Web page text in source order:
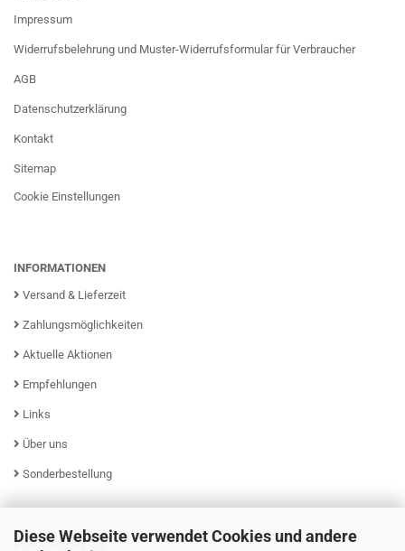
Diese Webseite verwendet Cookies und andere
Impressum
Widerrufsbelehrung und Muster-Widerrufsformular für Verbraucher
AGB
Datenschutzerklärung
Kontakt
Sitemap
Cookie Einstellungen
INFORMATIONEN
Versand & Lieferzeit
Zahlungsmöglichkeiten
Aktuelle Aktionen
Empfehlungen
Links
Über uns
Sonderbestellung
KUNDENSERVICE